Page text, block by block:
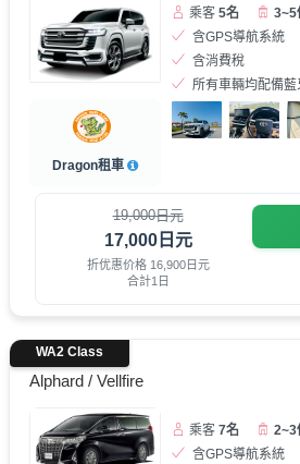
Dragon租車
乘客5名 3~5
含GPS導航系統
含消費稅
所有車輛均配備藍
19,000日元
17,000日元
折优惠价格 16,900日元
合計1日
Alphard / Vellfire
WA2 Class
乘客7名 2~3
含GPS導航系統